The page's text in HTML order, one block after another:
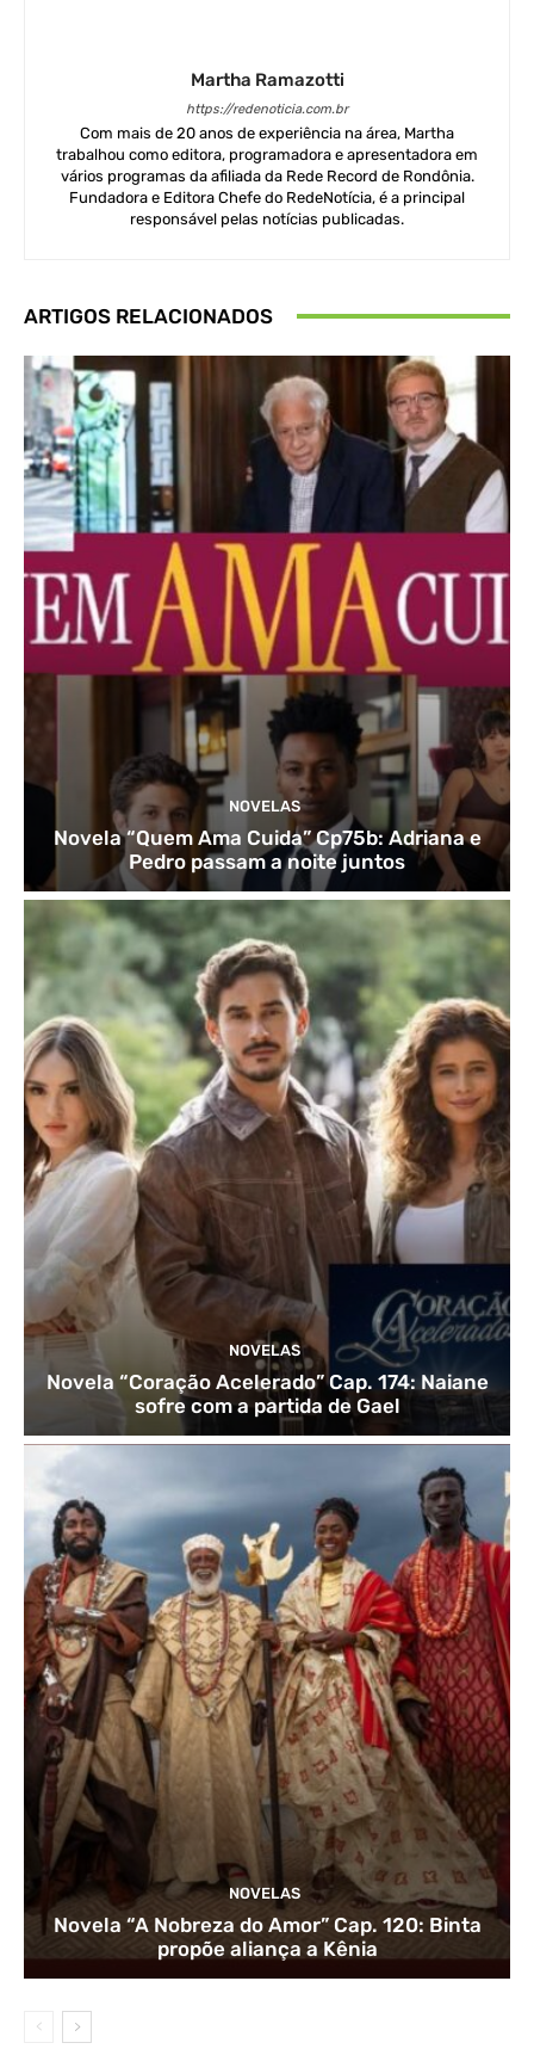
Martha Ramazotti
https://redenoticia.com.br
Com mais de 20 anos de experiência na área, Martha
trabalhou como editora, programadora e apresentadora em
vários programas da afiliada da Rede Record de Rondônia.
Fundadora e Editora Chefe do RedeNotícia, é a principal
responsável pelas notícias publicadas.
ARTIGOS RELACIONADOS
NOVELAS
Novela “Quem Ama Cuida” Cp75b: Adriana e
Pedro passam a noite juntos
NOVELAS
Novela “Coração Acelerado” Cap. 174: Naiane
sofre com a partida de Gael
NOVELAS
Novela “A Nobreza do Amor” Cap. 120: Binta
propõe aliança a Kênia